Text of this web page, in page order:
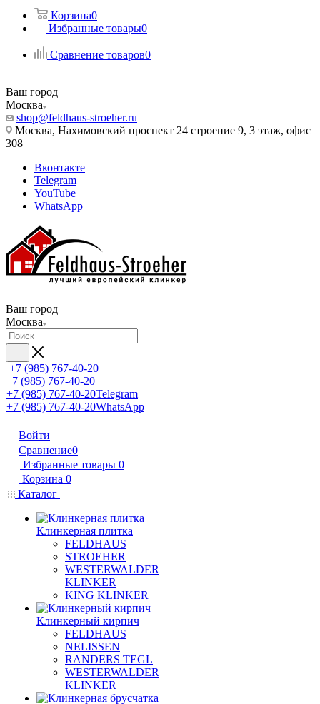
Корзина0
Избранные товары0
Сравнение товаров0
Ваш город
Москва
shop@feldhaus-stroeher.ru
Москва, Нахимовский проспект 24 строение 9, 3 этаж, офис
308
Вконтакте
Telegram
YouTube
WhatsApp
Ваш город
Москва
+7 (985) 767-40-20
+7 (985) 767-40-20
+7 (985) 767-40-20Telegram
+7 (985) 767-40-20WhatsApp
Войти
Сравнение0
Избранные товары 0
Корзина 0
Каталог
Клинкерная плитка
FELDHAUS
STROEHER
WESTERWALDER
KLINKER
KING KLINKER
Клинкерный кирпич
FELDHAUS
NELISSEN
RANDERS TEGL
WESTERWALDER
KLINKER